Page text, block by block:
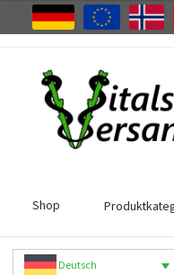
Zur
Navigation
springen
Zum
Inhalt
springen
Shop
Deutsch